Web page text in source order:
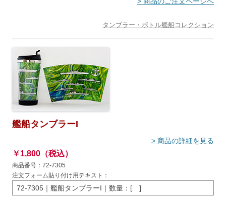
タンブラー・ボトル艦船コレクション
艦船タンブラーI
> 商品の詳細を見る
￥1,800（税込）
商品番号：72-7305
注文フォーム貼り付け用テキスト：
72-7305｜艦船タンブラーI｜数量：[ ]